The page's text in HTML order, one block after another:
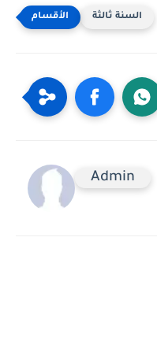
السنة ثالثة
Admin